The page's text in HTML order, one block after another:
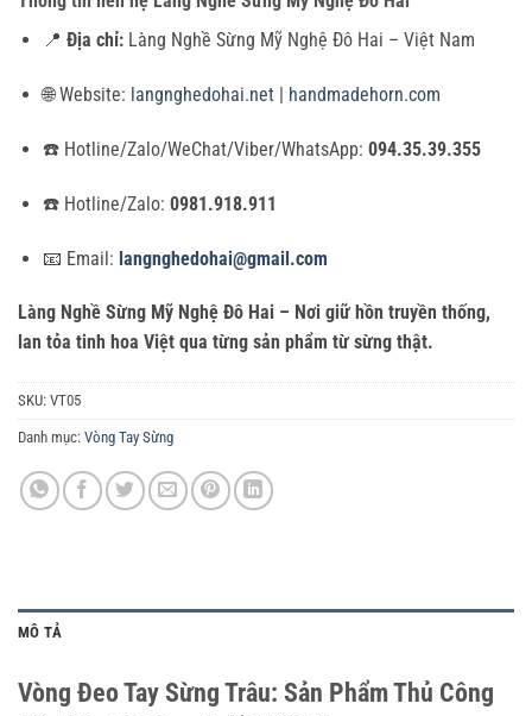
📍 Địa chỉ:Làng Nghề Sừng Mỹ Nghệ Đô Hai – Việt Nam
🌐 Website: langnghedohai.net| handmadehorn.com
☎️ Hotline/Zalo/WeChat/Viber/WhatsApp: 094.35.39.355
☎️ Hotline/Zalo: 0981.918.911
📧 Email: langnghedohai@gmail.com
Làng Nghề Sừng Mỹ Nghệ Đô Hai – Nơi giữ hồn truyền thống,
lan tỏa tinh hoa Việt qua từng sản phẩm từ sừng thật.
SKU: VT05
Danh mục: Vòng Tay Sừng
MÔ TẢ
Vòng Đeo Tay Sừng Trâu: Sản Phẩm Thủ Công